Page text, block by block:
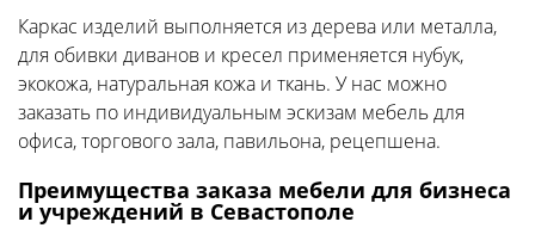
Каркас изделий выполняется из дерева или металла,
для обивки диванов и кресел применяется нубук,
экокожа, натуральная кожа и ткань. У нас можно
заказать по индивидуальным эскизам мебель для
офиса, торгового зала, павильона, рецепшена.
Преимущества заказа мебели для бизнеса
и учреждений в Севастополе